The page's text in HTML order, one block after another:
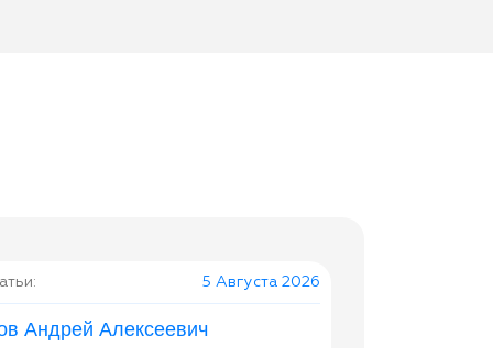
5 Августа 2026
Андрей Алексеевич